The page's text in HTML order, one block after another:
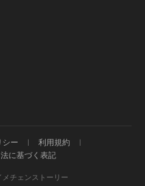
シー
利用規約
に基づく表記
チェンストーリー